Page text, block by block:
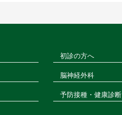
初診の方へ
脳神経外科
予防接種・健康診断